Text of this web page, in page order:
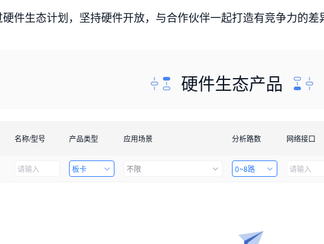
件生态计划，坚持硬件开放，与合作伙伴一起打造有竞争力的差
硬件生态产品
名称/型号 产品类型 应用场景 分析路数 网络接口
板卡 不限 0~8路